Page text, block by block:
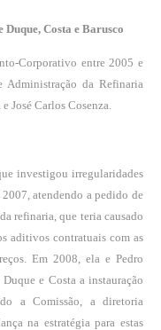
Costa e Barusco
Corporativo entre 2005 e
da Refinaria
José Carlos Cosenza.
investigou irregularidades
atendendo a pedido de
refinaria, que teria causado
aditivos contratuais com as
Em 2008, ela e Pedro
e Costa a instauração
a Comissão, a diretoria
na estratégia para estas